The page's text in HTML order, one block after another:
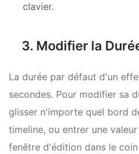
clavier.
3. Modifier la
La durée par défaut d'un
secondes. Pour modifier sa
glisser n'importe quel bord
timeline, ou entrer une
fenêtre d'édition dans le